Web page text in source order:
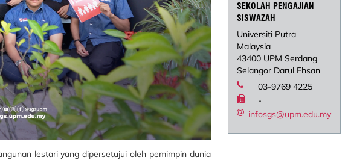
lestari yang dipersetujui oleh pemimpin dunia
SEKOLAH PENGAJIAN
SISWAZAH
Universiti Putra
Malaysia
43400 UPM Serdang
Selangor Darul Ehsan
03-9769 4225
-
infosgs@upm.edu.my